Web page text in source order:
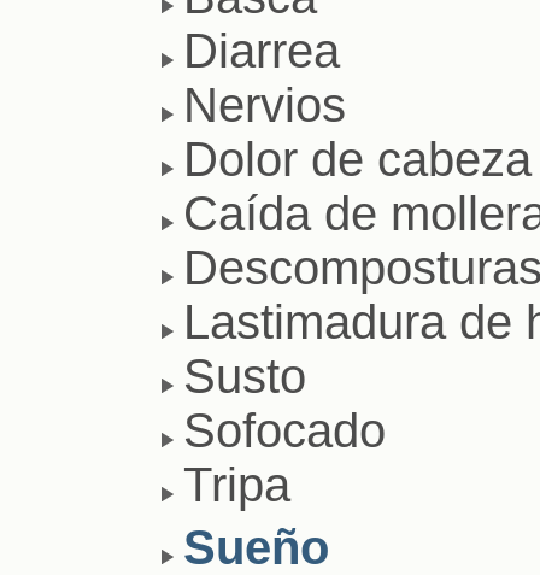
Diarrea
Nervios
Dolor de cabeza
Caída de
Lastimadura de
Susto
Sofocado
Tripa
Sueño